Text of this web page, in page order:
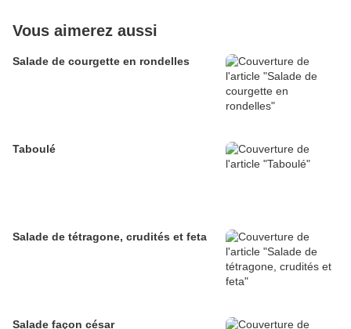
Vous aimerez aussi
Salade de courgette en rondelles
Taboulé
Salade de tétragone, crudités et feta
Salade façon césar